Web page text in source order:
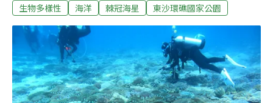
國家公園署海洋國家公園管理處（下稱海管處）卻拖延5
海星有如蝗蟲過境，已對石珊瑚造成嚴重破壞，災情迄今
仍難遏止，認為海管處有顯著疏失。2019年中山大學已通
報東沙棘冠海星爆發 海管處拖5年才處理東沙環礁國家公
園於2007年成立，是台灣第一座海洋型國家公園，亦是我
國海域唯一發育完整的珊瑚環礁。然而，2024年棘冠海星
生物多樣性 海洋 棘冠海星 東沙環礁國家公園